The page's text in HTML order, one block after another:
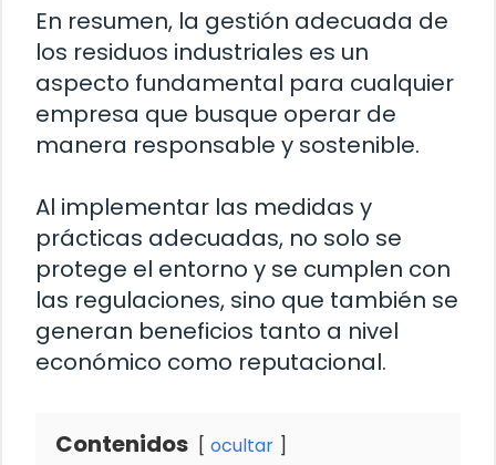
En resumen, la gestión adecuada de
los residuos industriales es un
aspecto fundamental para cualquier
empresa que busque operar de
manera responsable y sostenible.
Al implementar las medidas y
prácticas adecuadas, no solo se
protege el entorno y se cumplen con
las regulaciones, sino que también se
generan beneficios tanto a nivel
económico como reputacional.
Contenidos ocultar